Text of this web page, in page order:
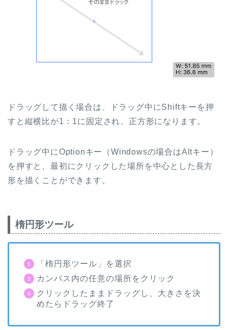
ドラッグして描く場合は、ドラッグ中にShiftキーを押
すと縦横比が1 ： 1に固定され、正方形になります。
ドラッグ中にOptionキー（Windowsの場合はAltキー）
を押すと、最初にクリックした場所を中心とした長方
形を描くことができます。
楕円形ツール
「楕円形ツール」を選択
カンバス内の任意の場所をクリック
クリックしたままドラッグし、大きさを決
めたらドラッグ終了